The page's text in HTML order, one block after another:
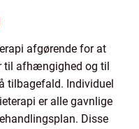
afgørende for at
til afhængighed og til
tilbagefald. Individuel
er alle gavnlige
Disse